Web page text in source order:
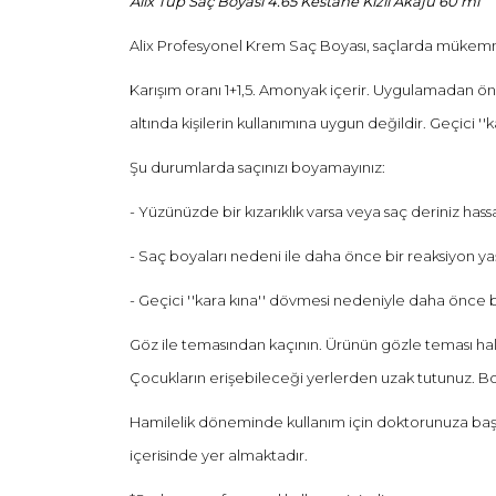
Alix Profesyonel Krem Saç Boyası, saçlarda
Karışım oranı 1+1,5. Amonyak içerir. Uygulamadan
altında kişilerin kullanımına uygun değildir. Geçici
Şu durumlarda saçınızı boyamayınız:
- Yüzünüzde bir kızarıklık varsa veya saç deriniz
- Saç boyaları nedeni ile daha önce bir reaksiyon
- Geçici ''kara kına'' dövmesi nedeniyle daha önce
Göz ile temasından kaçının. Ürünün gözle teması
Çocukların erişebileceği yerlerden uzak tutunuz.
Hamilelik döneminde kullanım için doktorunuza
içerisinde yer almaktadır.